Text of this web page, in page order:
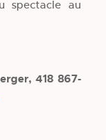
spectacle au
418 867-